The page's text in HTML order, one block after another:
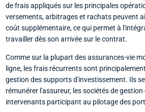
de frais appliqués sur les principales
versements, arbitrages et rachats peuvent
coût supplémentaire, ce qui permet à
travailler dès son arrivée sur le contrat.
Comme sur la plupart des assurances-vie
ligne, les frais récurrents sont
gestion des supports d'investissement. Ils
rémunérer l'assureur, les sociétés de
intervenants participant au pilotage des